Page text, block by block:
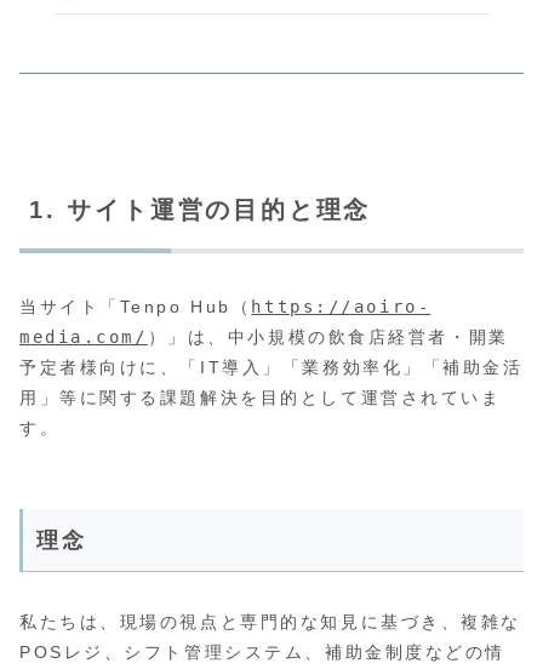
1. サイト運営の目的と理念
当サイト「Tenpo Hub（ https://aoiro-
media.com/ ）」は、中小規模の飲食店経営者・開業
予定者様向けに、「IT導入」「業務効率化」「補助金活
用」等に関する課題解決を目的として運営されていま
す。
理念
私たちは、現場の視点と専門的な知見に基づき、複雑な
POSレジ、シフト管理システム、補助金制度などの情